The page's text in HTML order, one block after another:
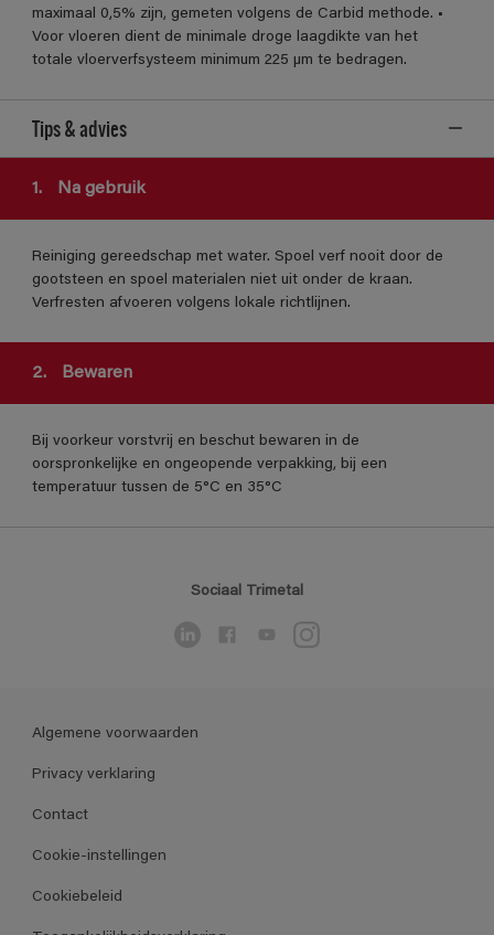
maximaal 0,5% zijn, gemeten volgens de Carbid methode. •
Voor vloeren dient de minimale droge laagdikte van het
totale vloerverfsysteem minimum 225 µm te bedragen.
Tips & advies
1. Na gebruik
Reiniging gereedschap met water. Spoel verf nooit door de
gootsteen en spoel materialen niet uit onder de kraan.
Verfresten afvoeren volgens lokale richtlijnen.
2. Bewaren
Bij voorkeur vorstvrij en beschut bewaren in de
oorspronkelijke en ongeopende verpakking, bij een
temperatuur tussen de 5°C en 35°C
Sociaal Trimetal
Algemene voorwaarden
Privacy verklaring
Contact
Cookie-instellingen
Cookiebeleid